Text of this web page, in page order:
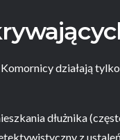
działają
dłużnika
z